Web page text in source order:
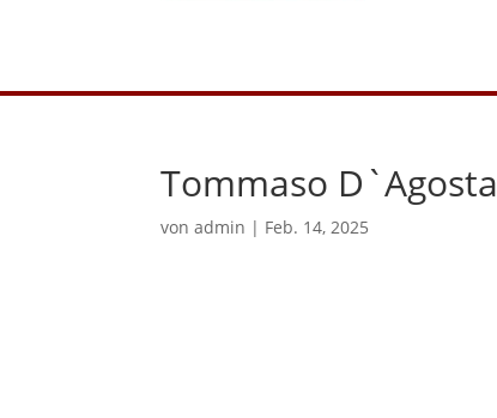
Tommaso D`Agosta
vonadmin | Feb. 14, 2025